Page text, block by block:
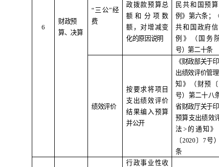
6
财政预
算、决算
“三公”经
费
政拨款预算总
额和分项数
额，对增减变
化的原因说明
民共和国预
例》第六条；
共和国政府
例》（国务
号）第二十条
绩效评价
按要求将项目
支出绩效评价
结果编入预算
并公开
《财政部关于
出绩效评价管
知》（财预〔
号）第二十八
省财政厅关于
预算支出绩效
法 >的通知》
〔2020 〕 7号
条
行政事业性收